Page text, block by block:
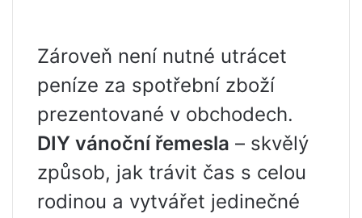
Zároveň není nutné utrácet
peníze za spotřební zboží
prezentované v obchodech.
DIY vánoční řemesla – skvělý
způsob, jak trávit čas s celou
rodinou a vytvářet jedinečné